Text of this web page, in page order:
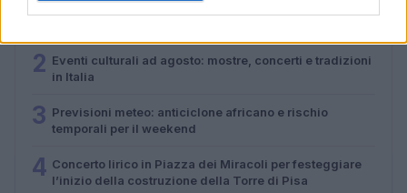
1
2 Eventi culturali ad agosto: mostre, concerti e tradizioni
in Italia
3 Previsioni meteo: anticiclone africano e rischio
temporali per il weekend
4 Concerto lirico in Piazza dei Miracoli per festeggiare
l’inizio della costruzione della Torre di Pisa